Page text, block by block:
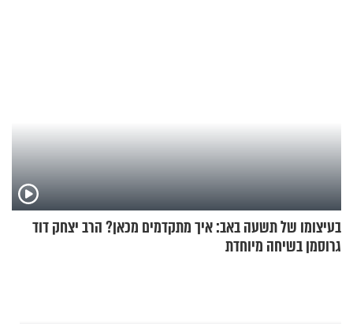
בעיצומו של תשעה באב: איך מתקדמים מכאן? הרב יצחק דוד
גרוסמן בשיחה מיוחדת